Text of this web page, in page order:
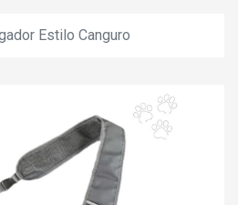
Estilo Canguro